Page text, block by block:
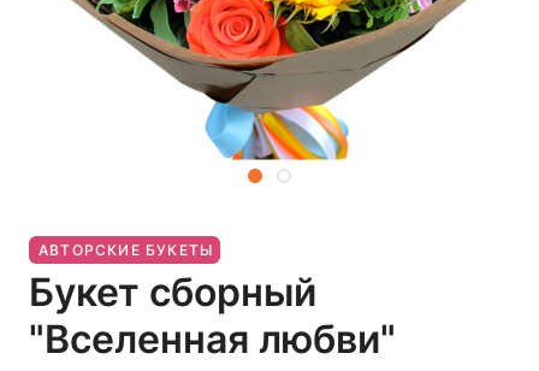
АВТОРСКИЕ БУКЕТЫ
Букет сборный
"Вселенная любви"